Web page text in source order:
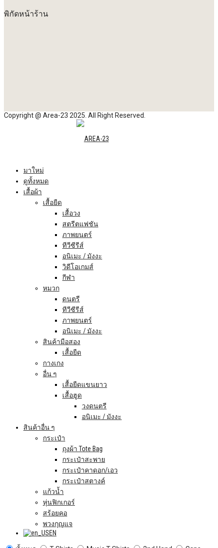
พิกัดหน้าร้าน
Copyright @ Area-23 2025. All Right Reserved.
มาใหม่
ดูทั้งหมด
เสื้อผ้า
เสื้อยืด
เสื้อวง
สตรีตแฟชัน
ภาพยนตร์
ทีวีซีรีส์
อนิเมะ / มังงะ
วิดีโอเกมส์
กีฬา
หมวก
ดนตรี
ทีวีซีรีส์
ภาพยนตร์
อนิเมะ / มังงะ
สินค้ามือสอง
เสื้อยืด
กางเกง
อื่น ๆ
เสื้อยืดแขนยาว
เสื้อฮูด
วงดนตรี
อนิเมะ / มังงะ
สินค้าอื่น ๆ
กระเป๋า
ถุงผ้า Tote Bag
กระเป๋าสะพาย
กระเป๋าคาดอก/เอว
กระเป๋าสตางค์
แก้วน้ำ
หุ่นฟิกเกอร์
สร้อยคอ
พวงกุญแจ
EN